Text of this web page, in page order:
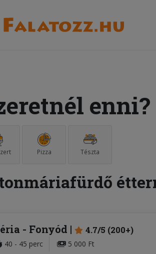
enni?
Pizza Tészta
- Fonyód 4.7/5 (200+)
40 - 45 perc 5 000 Ft